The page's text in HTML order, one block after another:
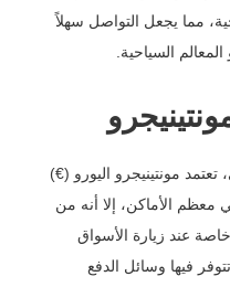
مما يجعل التواصل سهلاً
السياحية.
تعتمد مونتينيجرو اليورو (€)
معظم الأماكن، إلا أنه من
عند زيارة الأسواق
فيها وسائل الدفع